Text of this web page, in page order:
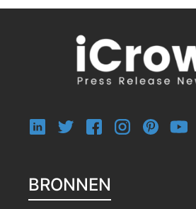
BRONNEN